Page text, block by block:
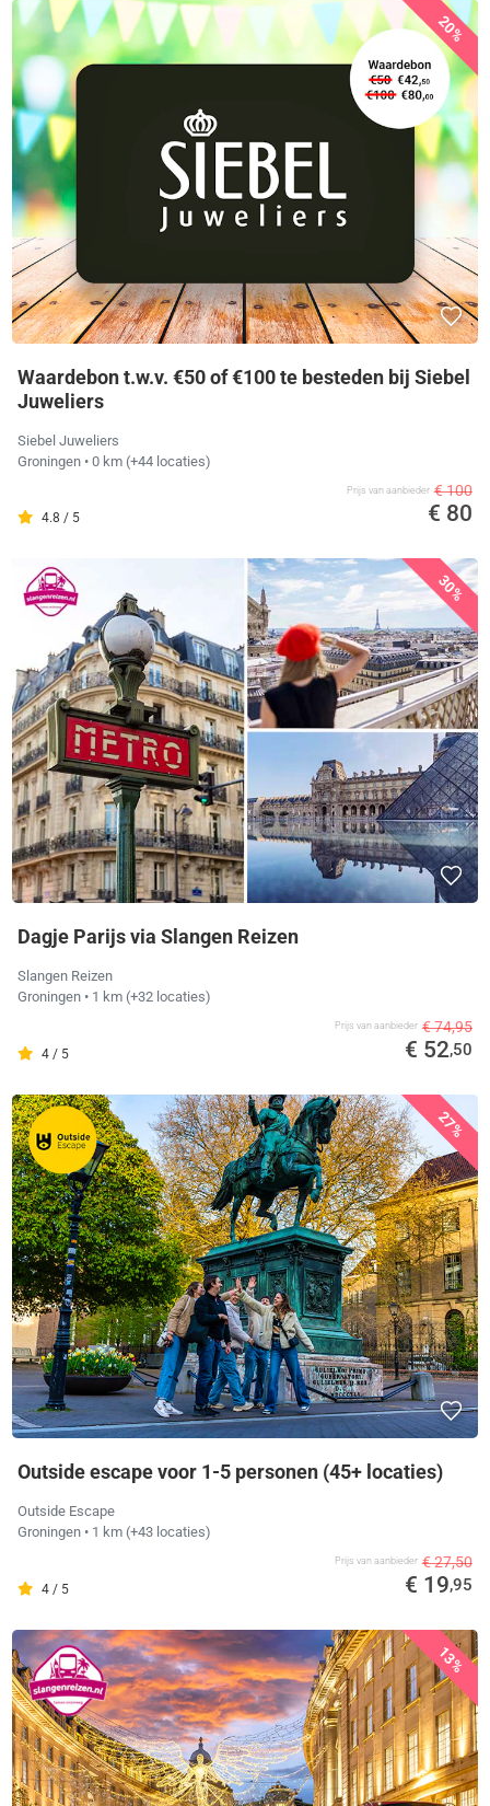
20%
Waardebon t.w.v. €50 of €100 te besteden bij Siebel
Juweliers
Siebel Juweliers
Groningen • 0 km (+44 locaties)
4.8 / 5
Prijs van aanbieder € 100
€ 80
30%
Dagje Parijs via Slangen Reizen
Slangen Reizen
Groningen • 1 km (+32 locaties)
4 / 5
Prijs van aanbieder € 74,95
€ 52,50
27%
Outside escape voor 1-5 personen (45+ locaties)
Outside Escape
Groningen • 1 km (+43 locaties)
4 / 5
Prijs van aanbieder € 27,50
€ 19,95
13%